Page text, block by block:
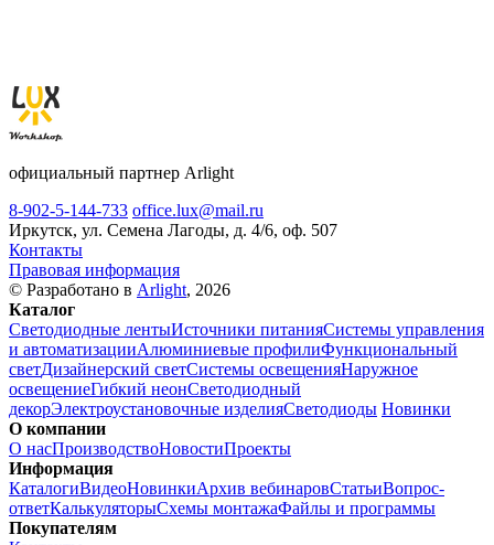
официальный партнер Arlight
8-902-5-144-733 office.lux@mail.ru
Иркутск, ул. Семена Лагоды, д. 4/6, оф. 507
Контакты
Правовая информация
© Разработано в Arlight, 2026
Каталог
Светодиодные лентыИсточники питанияСистемы управления
и автоматизацииАлюминиевые профилиФункциональный
светДизайнерский светСистемы освещенияНаружное
освещениеГибкий неонСветодиодный
декорЭлектроустановочные изделияСветодиоды Новинки
О компании
О насПроизводствоНовостиПроекты
Информация
КаталогиВидеоНовинкиАрхив вебинаровСтатьиВопрос-
ответКалькуляторыСхемы монтажаФайлы и программы
Покупателям